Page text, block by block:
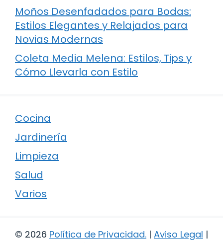
Moños Desenfadados para Bodas:
Estilos Elegantes y Relajados para
Novias Modernas
Coleta Media Melena: Estilos, Tips y
Cómo Llevarla con Estilo
Cocina
Jardinería
Limpieza
Salud
Varios
© 2026 Política de Privacidad. | Aviso Legal |